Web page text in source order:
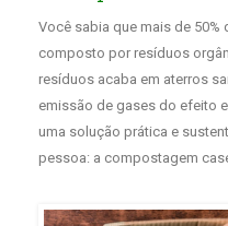
Você sabia que mais de
composto por resíduos
resíduos acaba em aterros
emissão de gases do efeito
uma solução prática e
pessoa: a compostagem